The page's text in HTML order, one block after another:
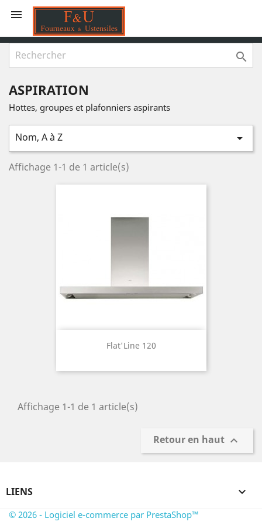


ASPIRATION
Hottes, groupes et plafonniers aspirants
Nom, A à Z 
Affichage 1-1 de 1 article(s)
Flat'Line 120
Affichage 1-1 de 1 article(s)
Retour en haut 
LIENS 
© 2026 - Logiciel e-commerce par PrestaShop™